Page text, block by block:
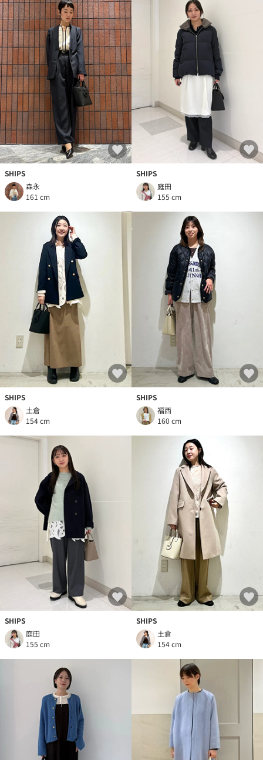
SHIPS
森永
161 cm
SHIPS
庭田
155 cm
SHIPS
土倉
154 cm
SHIPS
福西
160 cm
SHIPS
庭田
155 cm
SHIPS
土倉
154 cm